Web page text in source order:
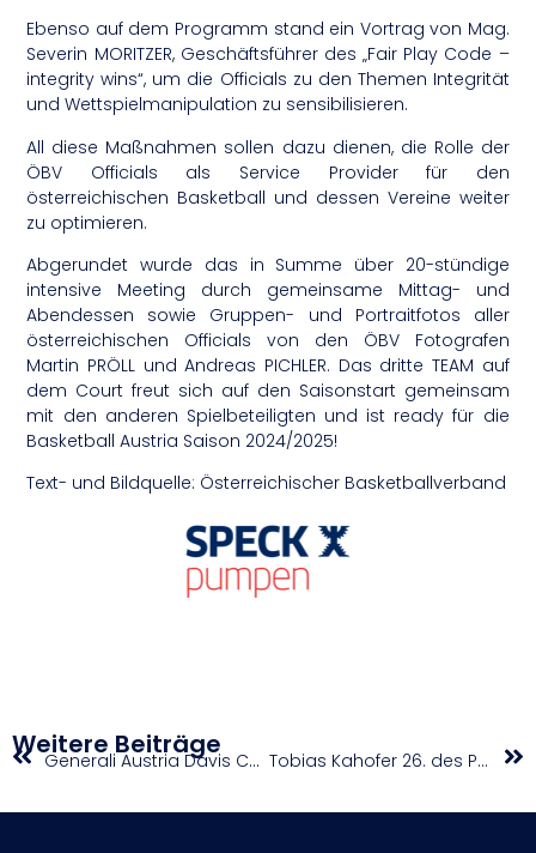
Ebenso auf dem Programm stand ein Vortrag von Mag.
Severin MORITZER, Geschäftsführer des „Fair Play Code –
integrity wins“, um die Officials zu den Themen Integrität
und Wettspielmanipulation zu sensibilisieren.
All diese Maßnahmen sollen dazu dienen, die Rolle der
ÖBV Officials als Service Provider für den
österreichischen Basketball und dessen Vereine weiter
zu optimieren.
Abgerundet wurde das in Summe über 20-stündige
intensive Meeting durch gemeinsame Mittag- und
Abendessen sowie Gruppen- und Portraitfotos aller
österreichischen Officials von den ÖBV Fotografen
Martin PRÖLL und Andreas PICHLER. Das dritte TEAM auf
dem Court freut sich auf den Saisonstart gemeinsam
mit den anderen Spielbeteiligten und ist ready für die
Basketball Austria Saison 2024/2025!
Text- und Bildquelle: Österreichischer Basketballverband
Weitere Beiträge Generali Austria Davis Cup Team besiegt das Wetter und die Türkei Tobias Kahofer 26. des Parkour-Weltcups in Coimbra